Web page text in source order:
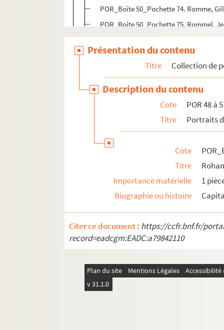
POR_Boîte 50_Pochette 74. Romme,
POR_Boîte 50_Pochette 75. Rommel,
POR_Boîte 50_Pochette 76. Rommel,
POR_Boîte 50_Pochette 77. Romulus
POR_Boîte 50_Pochette 78.
POR_Boîte 50_Pochette 79. Rondelet,
POR_Boîte 50_Pochette 80. Ronsard,
POR_Boîte 50_Pochette 81. Ronsin, le
POR_Boîte 50_Pochette 82. Roore,
POR_Boîte 50_Pochette 83. Rooke, Sir
POR_Boîte 51_Pochette 01. Roos,
POR_Boîte 51_Pochette 02. Roos,
POR_Boîte 51_Pochette 03. Roquelyne
POR_Boîte 51_Pochette 04. Rosa,
POR_Boîte 51_Pochette 05. Rosny,
POR_Boîte 51_Pochette 06. Rossi,
POR_Boîte 51_Pochette 08. Rossini,
POR_Boîte 51_Pochette 09. Rosso,
Présentation du contenu
Titre Collection de
Description du contenu
Cote
POR 48 à
Titre
Portraits
Cote
Titre
Importance matérielle
1
Biographie ou histoire
Citer ce document : https://ccfr.bnf.fr/
record=eadcgm:EADC:a79842110
Plan du site Mentions Légales
v 31.1.0